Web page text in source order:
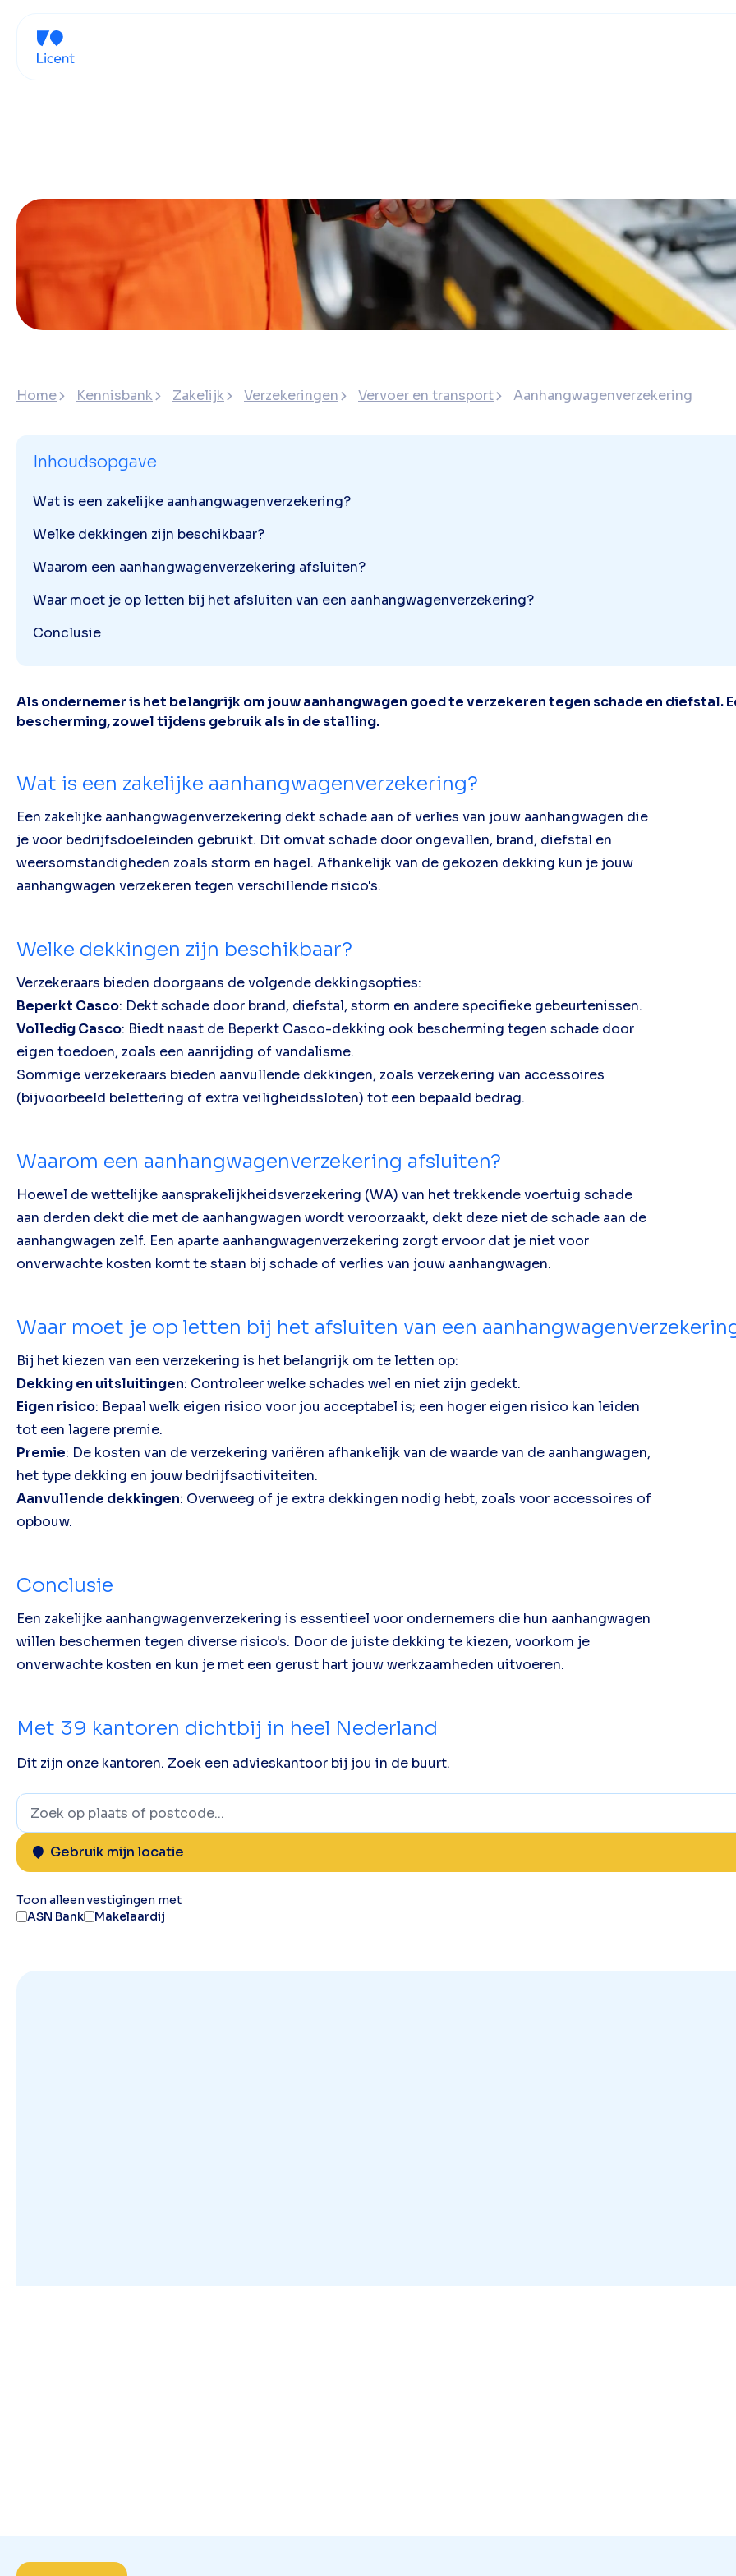
Home Kennisbank Zakelijk Verzekeringen Vervoer en transport Aanhangwagenverzekering
Als ondernemer is het belangrijk om jouw aanhangwagen goed te verzekeren tegen schade en diefstal.
bescherming, zowel tijdens gebruik als in de stalling.
Wat is een zakelijke aanhangwagenverzekering?
Een zakelijke aanhangwagenverzekering dekt schade aan of verlies van jouw aanhangwagen die
je voor bedrijfsdoeleinden gebruikt. Dit omvat schade door ongevallen, brand, diefstal en
weersomstandigheden zoals storm en hagel. Afhankelijk van de gekozen dekking kun je jouw
aanhangwagen verzekeren tegen verschillende risico's.
Welke dekkingen zijn beschikbaar?
Verzekeraars bieden doorgaans de volgende dekkingsopties:
Beperkt Casco: Dekt schade door brand, diefstal, storm en andere specifieke gebeurtenissen.
Volledig Casco: Biedt naast de Beperkt Casco-dekking ook bescherming tegen schade door
eigen toedoen, zoals een aanrijding of vandalisme.
Sommige verzekeraars bieden aanvullende dekkingen, zoals verzekering van accessoires
(bijvoorbeeld belettering of extra veiligheidssloten) tot een bepaald bedrag.
Waarom een aanhangwagenverzekering afsluiten?
Hoewel de wettelijke aansprakelijkheidsverzekering (WA) van het trekkende voertuig schade
aan derden dekt die met de aanhangwagen wordt veroorzaakt, dekt deze niet de schade aan de
aanhangwagen zelf. Een aparte aanhangwagenverzekering zorgt ervoor dat je niet voor
onverwachte kosten komt te staan bij schade of verlies van jouw aanhangwagen.
Waar moet je op letten bij het afsluiten van een
Bij het kiezen van een verzekering is het belangrijk om te letten op:
Dekking en uitsluitingen: Controleer welke schades wel en niet zijn gedekt.
Eigen risico: Bepaal welk eigen risico voor jou acceptabel is; een hoger eigen risico kan leiden
tot een lagere premie.
Premie: De kosten van de verzekering variëren afhankelijk van de waarde van de aanhangwagen,
het type dekking en jouw bedrijfsactiviteiten.
Aanvullende dekkingen: Overweeg of je extra dekkingen nodig hebt, zoals voor accessoires of
opbouw.
Conclusie
Een zakelijke aanhangwagenverzekering is essentieel voor ondernemers die hun aanhangwagen
willen beschermen tegen diverse risico's. Door de juiste dekking te kiezen, voorkom je
onverwachte kosten en kun je met een gerust hart jouw werkzaamheden uitvoeren.
Inhoudsopgave
Wat is een zakelijke aanhangwagenverzekering?
Welke dekkingen zijn beschikbaar?
Waarom een aanhangwagenverzekering afsluiten?
Waar moet je op letten bij het afsluiten van een aanhangwagenverzekering?
Conclusie
Met 39 kantoren dichtbij in heel Nederland
Dit zijn onze kantoren. Zoek een advieskantoor bij jou in de buurt.
Gebruik mijn locatie
Toon alleen vestigingen met
ASN Bank
Makelaardij